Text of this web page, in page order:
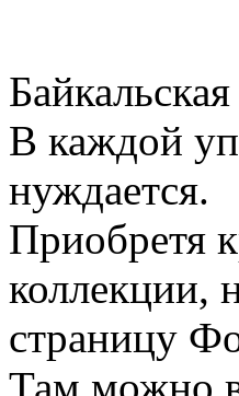
В каждой
нуждается.
Приобретя
коллекции,
страницу
Там можно